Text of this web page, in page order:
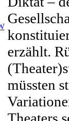
erzählt.
müssten